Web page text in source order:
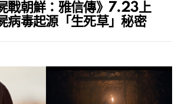
戰朝鮮：雅信傳》7.23上
病毒起源「生死草」秘密